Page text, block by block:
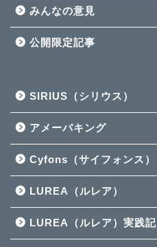
みんなの意見
公開限定記事
SIRIUS（シリウス）
アメーバキング
Cyfons（サイフォンス）
LUREA（ルレア）
LUREA（ルレア）実践記